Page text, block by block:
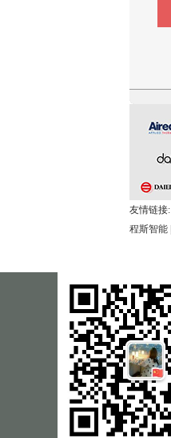
友情链接:
程斯智能